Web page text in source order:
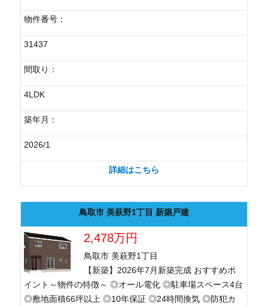
物件番号：
31437
間取り：
4LDK
築年月：
2026/1
詳細はこちら
鳥取市 美萩野1丁目 新築戸建
2,478万円
鳥取市 美萩野1丁目
【新築】2026年7月新築完成 おすすめポ
イント～物件の特徴～ ◎オール電化 ◎駐車場スペース4台
◎敷地面積66坪以上 ◎10年保証 ◎24時間換気 ◎防犯カ